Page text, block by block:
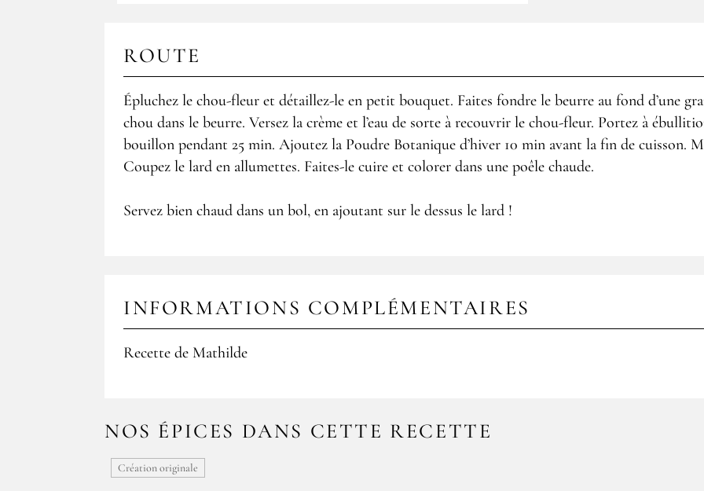
ROUTE
Épluchez le chou-fleur et détaillez-le en petit bouquet. Faites fondre le beurre au fond d’une
chou dans le beurre. Versez la crème et l’eau de sorte à recouvrir le chou-fleur. Portez à
bouillon pendant 25 min. Ajoutez la Poudre Botanique d’hiver 10 min avant la fin de cuisson.
Coupez le lard en allumettes. Faites-le cuire et colorer dans une poêle chaude.
Servez bien chaud dans un bol, en ajoutant sur le dessus le lard !
INFORMATIONS COMPLÉMENTAIRES
Recette de Mathilde
NOS ÉPICES DANS CETTE RECETTE
Création originale